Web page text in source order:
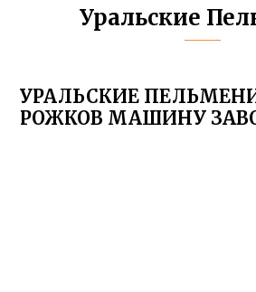
Уральские
УРАЛЬСКИЕ
РОЖКОВ МАШИНУ